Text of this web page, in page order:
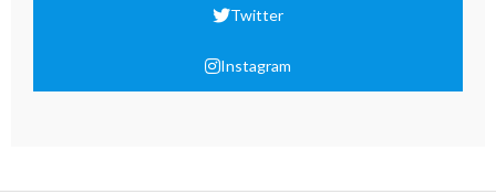
Twitter
Instagram